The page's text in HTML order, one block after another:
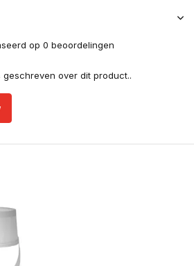
op 0 beoordelingen
over dit product..